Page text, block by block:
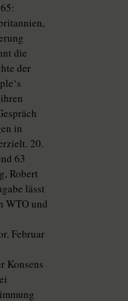
die
der
in
20.
63
Robert
lässt
WTO und
Februar
Konsens